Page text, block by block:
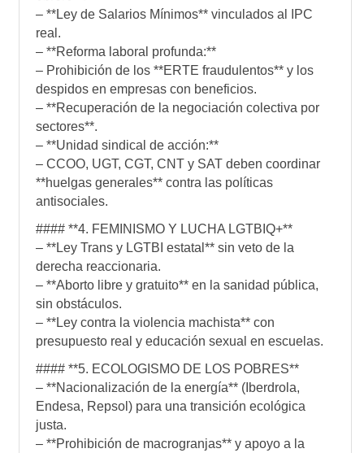
– **Ley de Salarios Mínimos** vinculados al IPC
real.
– **Reforma laboral profunda:**
– Prohibición de los **ERTE fraudulentos** y los
despidos en empresas con beneficios.
– **Recuperación de la negociación colectiva por
sectores**.
– **Unidad sindical de acción:**
– CCOO, UGT, CGT, CNT y SAT deben coordinar
**huelgas generales** contra las políticas
antisociales.
#### **4. FEMINISMO Y LUCHA LGTBIQ+**
– **Ley Trans y LGTBI estatal** sin veto de la
derecha reaccionaria.
– **Aborto libre y gratuito** en la sanidad pública,
sin obstáculos.
– **Ley contra la violencia machista** con
presupuesto real y educación sexual en escuelas.
#### **5. ECOLOGISMO DE LOS POBRES**
– **Nacionalización de la energía** (Iberdrola,
Endesa, Repsol) para una transición ecológica
justa.
– **Prohibición de macrogranjas** y apoyo a la